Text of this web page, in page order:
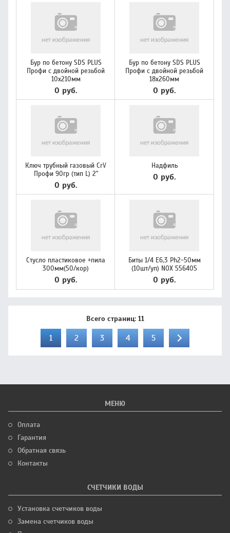
Бур по бетону SDS PLUS
Профи с двойной резьбой
10х210мм
0 руб.
Бур по бетону SDS PLUS
Профи с двойной резьбой
18х260мм
0 руб.
Ключ трубный газовый CrV
Профи 90гр (тип L) 2"
0 руб.
Надфиль
0 руб.
Стусло пластиковое +пила
300мм(50/кор)
0 руб.
Биты 1/4 Е6,3 Ph2-50мм
(10шт/уп) NOX 556405
0 руб.
Всего страниц: 11
1 2 3 4 5
МЕНЮ
Оплата
Гарантия
Обратная связь
Контакты
СЧЕТЧИКИ ВОДЫ
Установка счетчиков воды
Замена счетчиков воды